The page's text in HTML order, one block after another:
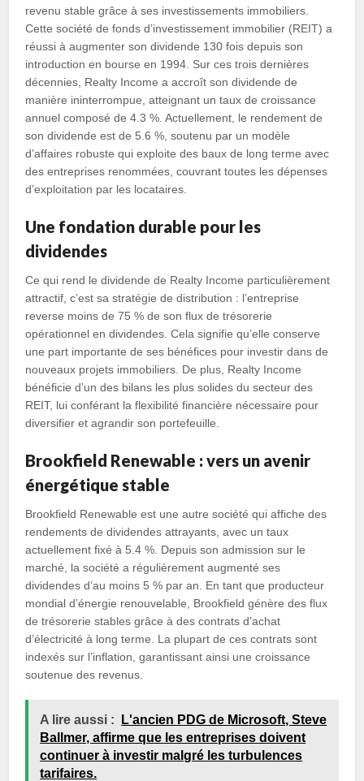
revenu stable grâce à ses investissements immobiliers.
Cette société de fonds d’investissement immobilier (REIT) a
réussi à augmenter son dividende 130 fois depuis son
introduction en bourse en 1994. Sur ces trois dernières
décennies, Realty Income a accroît son dividende de
manière ininterrompue, atteignant un taux de croissance
annuel composé de 4.3 %. Actuellement, le rendement de
son dividende est de 5.6 %, soutenu par un modèle
d’affaires robuste qui exploite des baux de long terme avec
des entreprises renommées, couvrant toutes les dépenses
d’exploitation par les locataires.
Une fondation durable pour les
dividendes
Ce qui rend le dividende de Realty Income particulièrement
attractif, c’est sa stratégie de distribution : l’entreprise
reverse moins de 75 % de son flux de trésorerie
opérationnel en dividendes. Cela signifie qu’elle conserve
une part importante de ses bénéfices pour investir dans de
nouveaux projets immobiliers. De plus, Realty Income
bénéficie d’un des bilans les plus solides du secteur des
REIT, lui conférant la flexibilité financière nécessaire pour
diversifier et agrandir son portefeuille.
Brookfield Renewable : vers un avenir
énergétique stable
Brookfield Renewable est une autre société qui affiche des
rendements de dividendes attrayants, avec un taux
actuellement fixé à 5.4 %. Depuis son admission sur le
marché, la société a régulièrement augmenté ses
dividendes d’au moins 5 % par an. En tant que producteur
mondial d’énergie renouvelable, Brookfield génère des flux
de trésorerie stables grâce à des contrats d’achat
d’électricité à long terme. La plupart de ces contrats sont
indexés sur l’inflation, garantissant ainsi une croissance
soutenue des revenus.
A lire aussi :
L'ancien PDG de Microsoft, Steve
Ballmer, affirme que les entreprises doivent
continuer à investir malgré les turbulences
tarifaires.